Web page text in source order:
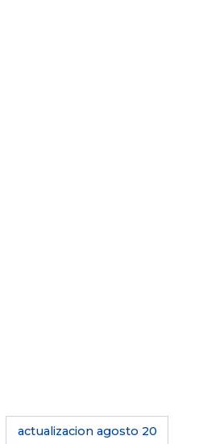
actualizacion agosto 20